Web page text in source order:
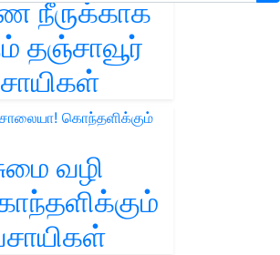
நீருக்காக
தஞ்சாவூர்
வழி